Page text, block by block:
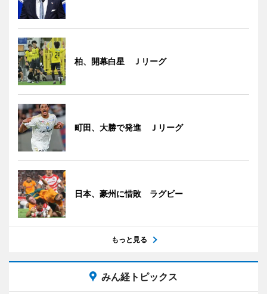
柏、開幕白星 Ｊリーグ
町田、大勝で発進 Ｊリーグ
日本、豪州に惜敗 ラグビー
もっと見る
みん経トピックス